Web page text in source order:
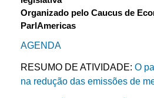
Organizado pelo Caucus de
ParlAmericas
AGENDA
RESUMO DE ATIVIDADE: O
na redução das emissões de